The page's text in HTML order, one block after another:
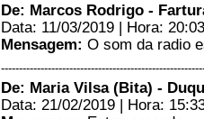
De: Marcos Rodrigo -
Data: 11/03/2019 | Hora: 20:03
Mensagem: O som da radio
De: Maria Vilsa (Bita) -
Data: 21/02/2019 | Hora: